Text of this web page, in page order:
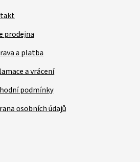
prodejna
a platba
a vrácení
podmínky
osobních údajů